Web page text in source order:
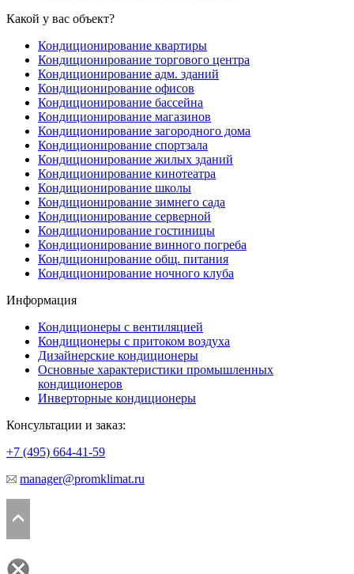
Какой у вас объект?
Кондиционирование квартиры
Кондиционирование торгового центра
Кондиционирование адм. зданий
Кондиционирование офисов
Кондиционирование бассейна
Кондиционирование магазинов
Кондиционирование загородного дома
Кондиционирование спортзала
Кондиционирование жилых зданий
Кондиционирование кинотеатра
Кондиционирование школы
Кондиционирование зимнего сада
Кондиционирование серверной
Кондиционирование гостиницы
Кондиционирование винного погреба
Кондиционирование общ. питания
Кондиционирование ночного клуба
Информация
Кондиционеры с вентиляцией
Кондиционеры с притоком воздуха
Дизайнерские кондиционеры
Основные характеристики промышленных
кондиционеров
Инверторные кондиционеры
Консультации и заказ:
+7 (495) 664-41-59
manager@promklimat.ru